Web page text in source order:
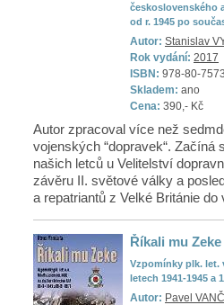
československého
od r. 1945 po
Autor: Stanislav
Rok vydání: 2017
ISBN: 978-80-
Skladem: ano
Cena: 390,- Kč
Autor zpracoval více než
vojenských “dopravek“.
našich letců u Velitelství
závěru II. světové války a
a repatriantů z Velké Británie
Říkali mu Zeke
Vzpomínky plk. let.
letech 1941-1945 a
Autor: Pavel